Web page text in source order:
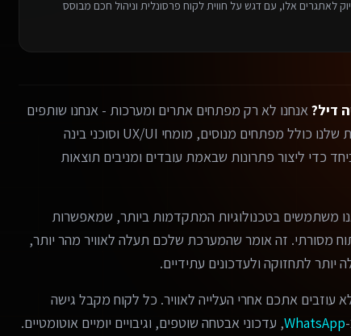
לאתגרים אלו, עם דגש על חווית לקוח פרסונלית וניהול חכם מבוסס
דיל?אנחנו לא רק מפתחים אתרים ומערכות - אנחנו שותפים
עסקיים אמיתיים. הצוות שלנו כולל מפתחים מנוסים, מומחי UX/UI וסוכני בינה
כדי ליצור פתרונות שבאמת עובדים ומניבים תוצאות
משתמשים בטכנולוגיות המתקדמות ביותר, שמאפשרות
מהיר פי 3 מפיתוח מסורתי. זה אומר שהמערכת שלכם תעלה לאוויר מהר יותר,
לתחזוקה ולעדכונים עתידיים.
עוזבים אתכם אחרי העלייה לאוויר. כל לקוח מקבל גישה
WhatsApp, עדכוני אבטחה שוטפים, וגיבויים יומיים אוטומטיים.